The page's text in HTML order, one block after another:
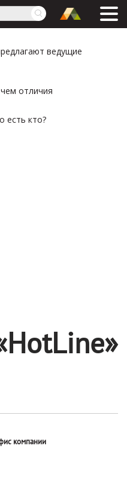
ведущие
отличия
есть кто?
компании